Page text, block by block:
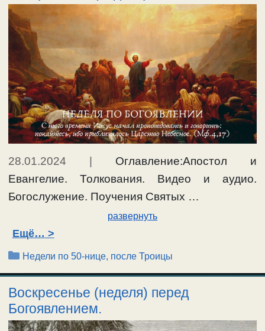
28.01.2024
Оглавление:Апостол и
Евангелие. Толкования. Видео и аудио.
Богослужение. Поучения Святых …
развернуть
Ещё…
Рубрики
Недели по 50-нице, после Троицы
Воскресенье (неделя) перед
Богоявлением.